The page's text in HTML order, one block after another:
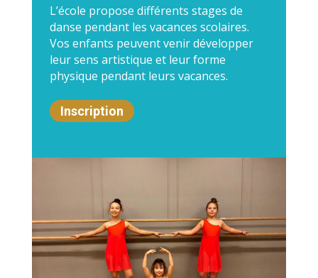
L’école propose différents stages de
danse pendant les vacances scolaires.
Vos enfants peuvent venir développer
leur sens artistique et leur forme
physique pendant leurs vacances.
Inscription